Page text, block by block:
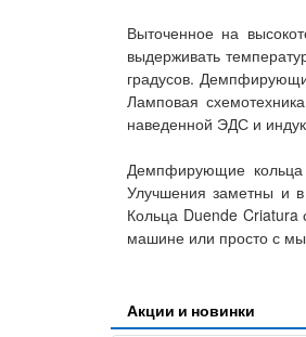
Выточенное на
выдерживать
градусов.
Ламповая
наведенной ЭДС и
Демпфирующие кольца
Улучшения заметны и в
Кольца Duende Criatura
машине или просто с
Акции и новинки